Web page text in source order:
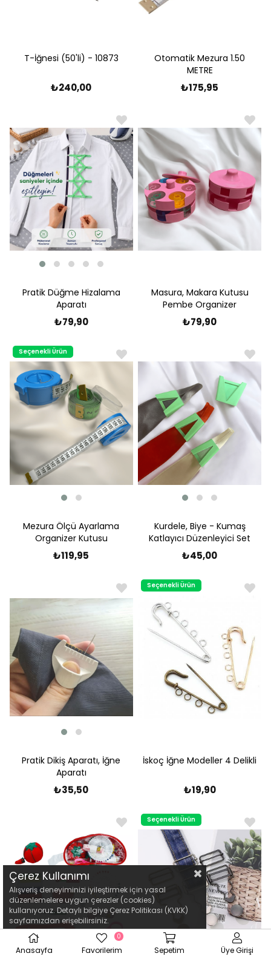
T-İğnesi (50'li) - 10873
₺240,00
Otomatik Mezura 1.50
METRE
₺175,95
Pratik Düğme Hizalama
Aparatı
₺79,90
Masura, Makara Kutusu
Pembe Organizer
₺79,90
Mezura Ölçü Ayarlama
Organizer Kutusu
₺119,95
Seçenekli Ürün
Kurdele, Biye - Kumaş
Katlayıcı Düzenleyici Set
₺45,00
Pratik Dikiş Aparatı, İğne
Aparatı
₺35,50
İskoç İğne Modeller 4 Delikli
₺19,90
Seçenekli Ürün
Seçenekli Ürün
Çerez Kullanımı
Alışveriş deneyiminizi iyileştirmek için yasal
düzenlemelere uygun çerezler (cookies)
kullanıyoruz. Detaylı bilgiye Çerez Politikası (KVKK)
sayfamızdan erişebilirsiniz.
Anasayfa Favorilerim
0
Sepetim Üye Girişi